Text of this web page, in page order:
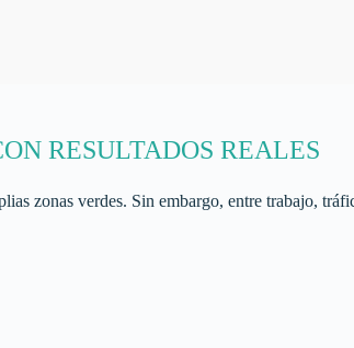
RESULTADOS REALES
zonas verdes. Sin embargo, entre trabajo,